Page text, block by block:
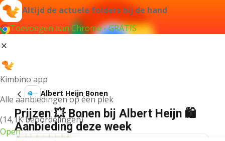
Altijd de actuele folders bij de hand
Toevoegen aan Chrome - GRATIS
Kimbino app
Alle aanbiedingen op één plek
(14,1K beoordelingen)
Open
Albert Heijn Bonen
Prijzen 💥 Bonen bij Albert Heijn 🛍️
Aanbieding deze week